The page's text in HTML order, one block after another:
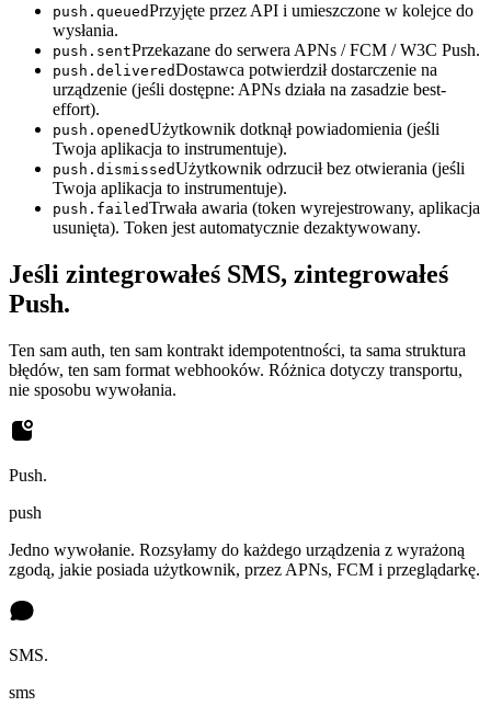
push.queuedPrzyjęte przez API i umieszczone w kolejce do
wysłania.
push.sentPrzekazane do serwera APNs / FCM / W3C Push.
push.deliveredDostawca potwierdził dostarczenie na
urządzenie (jeśli dostępne: APNs działa na zasadzie best-
effort).
push.openedUżytkownik dotknął powiadomienia (jeśli
Twoja aplikacja to instrumentuje).
push.dismissedUżytkownik odrzucił bez otwierania (jeśli
Twoja aplikacja to instrumentuje).
push.failedTrwała awaria (token wyrejestrowany, aplikacja
usunięta). Token jest automatycznie dezaktywowany.
Jeśli zintegrowałeś SMS, zintegrowałeś
Push.
Ten sam auth, ten sam kontrakt idempotentności, ta sama struktura
błędów, ten sam format webhooków. Różnica dotyczy transportu,
nie sposobu wywołania.
Push.
push
Jedno wywołanie. Rozsyłamy do każdego urządzenia z wyrażoną
zgodą, jakie posiada użytkownik, przez APNs, FCM i przeglądarkę.
SMS.
sms